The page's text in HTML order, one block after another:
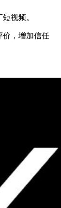
视频。
，增加信任